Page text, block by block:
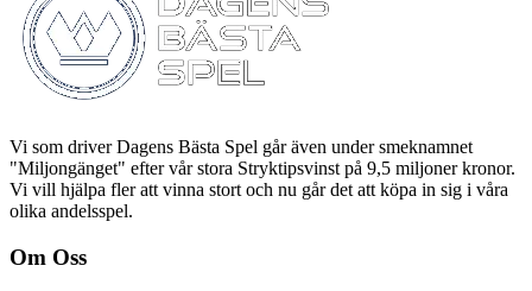
Vi som driver Dagens Bästa Spel går även under smeknamnet
"Miljongänget" efter vår stora Stryktipsvinst på 9,5 miljoner kronor.
Vi vill hjälpa fler att vinna stort och nu går det att köpa in sig i våra
olika andelsspel.
Om Oss